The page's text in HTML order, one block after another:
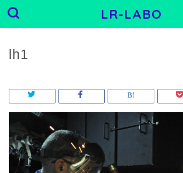
LR-LABO
E
lh1